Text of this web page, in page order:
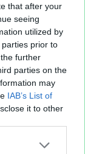
that after your
seeing
utilized by
prior to
further
parties on the
may
IAB’s List of
it to other